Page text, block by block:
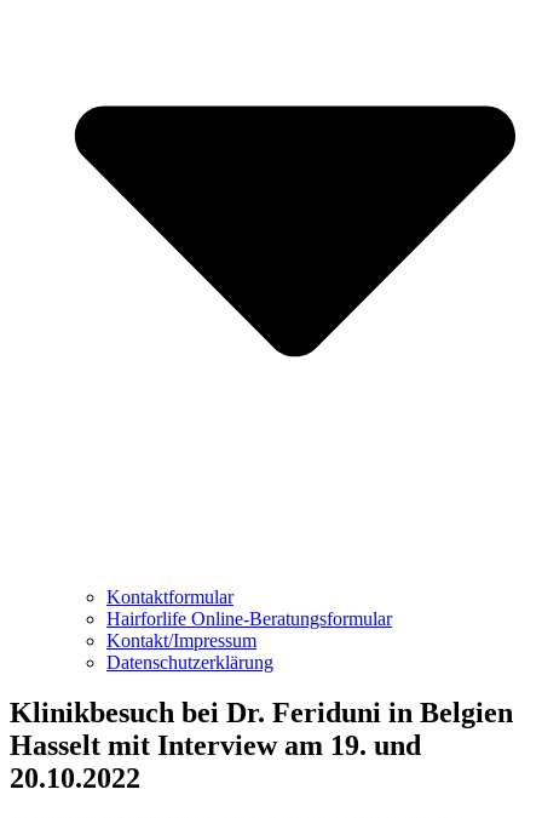
Kontaktformular
Hairforlife Online-Beratungsformular
Kontakt/Impressum
Datenschutzerklärung
Klinikbesuch bei Dr. Feriduni in Belgien
Hasselt mit Interview am 19. und
20.10.2022